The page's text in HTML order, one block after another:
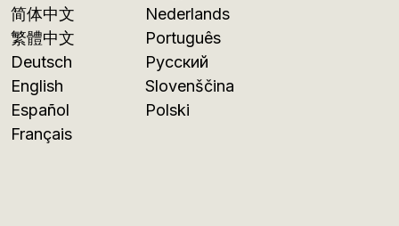
简体中文
繁體中文
Deutsch
English
Español
Français
Nederlands
Português
Русский
Slovenščina
Polski